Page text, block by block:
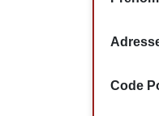
Code